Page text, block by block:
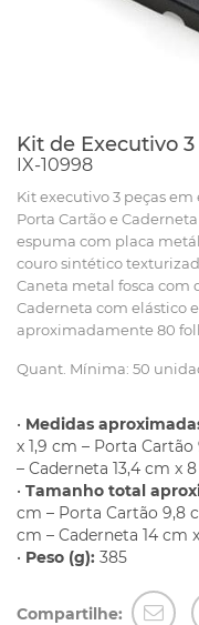
Kit de Executivo 3
IX-10998
Kit executivo 3 peças
Porta Cartão e
espuma com placa
couro sintético
Caneta metal fosca com
Caderneta com elástico
aproximadamente 80
Quant. Mínima: 50
• Medidas
x 1,9 cm – Porta
– Caderneta 13,4 cm x
• Tamanho total
cm – Porta Cartão 9,8
cm – Caderneta 14 cm
• Peso (g): 385
Compartilhe: